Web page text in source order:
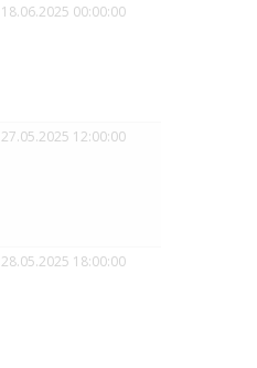
18.06.2025 00:00:00
27.05.2025 12:00:00
28.05.2025 18:00:00